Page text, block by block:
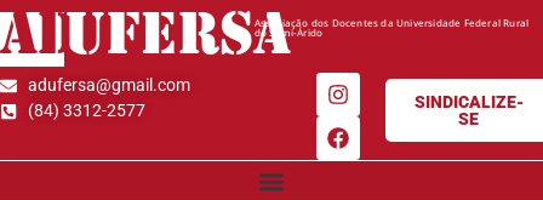
ADUFERSAAssociação dos Docentes da Universidade Federal Rural
do Semi-Árido
adufersa@gmail.com
(84) 3312-2577
SINDICALIZE-
SE